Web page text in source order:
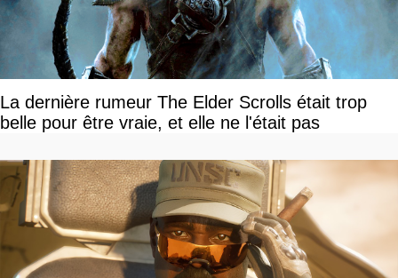
La dernière rumeur The Elder Scrolls était trop
belle pour être vraie, et elle ne l'était pas